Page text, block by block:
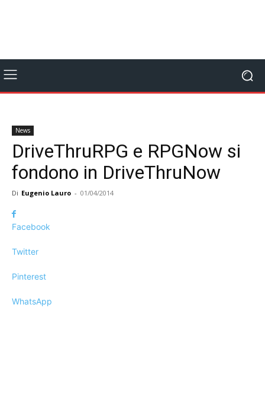
News
DriveThruRPG e RPGNow si
fondono in DriveThruNow
Di Eugenio Lauro - 01/04/2014
Facebook
Twitter
Pinterest
WhatsApp